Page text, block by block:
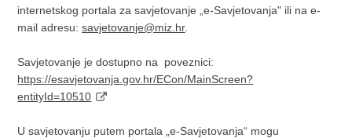
internetskog portala za savjetovanje „e-Savjetovanja" ili na e-
mail adresu:savjetovanje@miz.hr.
Savjetovanje je dostupno na poveznici:
https://esavjetovanja.gov.hr/ECon/MainScreen?
entityId=10510
U savjetovanju putem portala „e-Savjetovanja“ mogu